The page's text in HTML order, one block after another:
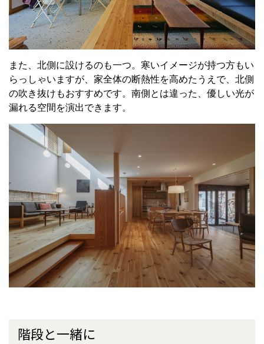
また、北側に設けるのも一つ。寒いイメージが持つ方もい
らっしゃいますが、家全体の断熱性を高めたうえで、北側
の吹き抜けもおすすめです。南側とは違った、優しい光が
漏れる空間を演出できます。
階段と一緒に